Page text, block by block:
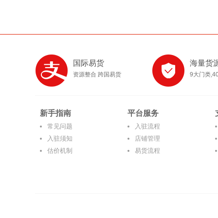
国际易货
资源整合 跨国易货
海量货
9大门类
新手指南
常见问题
入驻须知
估价机制
平台服务
入驻流程
店铺管理
易货流程